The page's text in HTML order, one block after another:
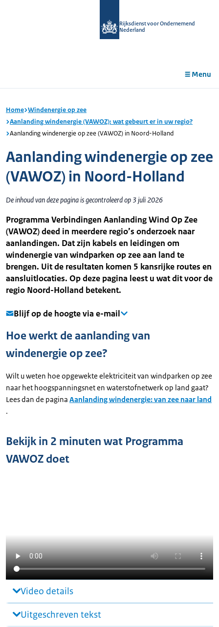
Rijksdienst voor Ondernemend
Nederland
Menu
Home Windenergie op zee
Aanlanding windenergie (VAWOZ): wat gebeurt er in uw regio?
Aanlanding windenergie op zee (VAWOZ) in Noord-Holland
Aanlanding windenergie op zee
(VAWOZ) in Noord-Holland
De inhoud van deze pagina is gecontroleerd op 3 juli 2026
Programma Verbindingen Aanlanding Wind Op Zee
(VAWOZ) deed in meerdere regio’s onderzoek naar
aanlandingen. Dat zijn kabels en leidingen om
windenergie van windparken op zee aan land te
brengen. Uit de resultaten komen 5 kansrijke routes en
aansluitlocaties. Op deze pagina leest u wat dit voor de
regio Noord-Holland betekent.
Blijf op de hoogte via e-mail
Hoe werkt de aanlanding van
windenergie op zee?
Wilt u weten hoe opgewekte elektriciteit van windparken op zee
naar het hoogspanningsnet en waterstofnetwerk op land gaat?
Lees dan de pagina Aanlanding windenergie: van zee naar land
.
Bekijk in 2 minuten wat Programma
VAWOZ doet
Video details
Uitgeschreven tekst